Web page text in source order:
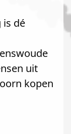
is dé
uit
kopen